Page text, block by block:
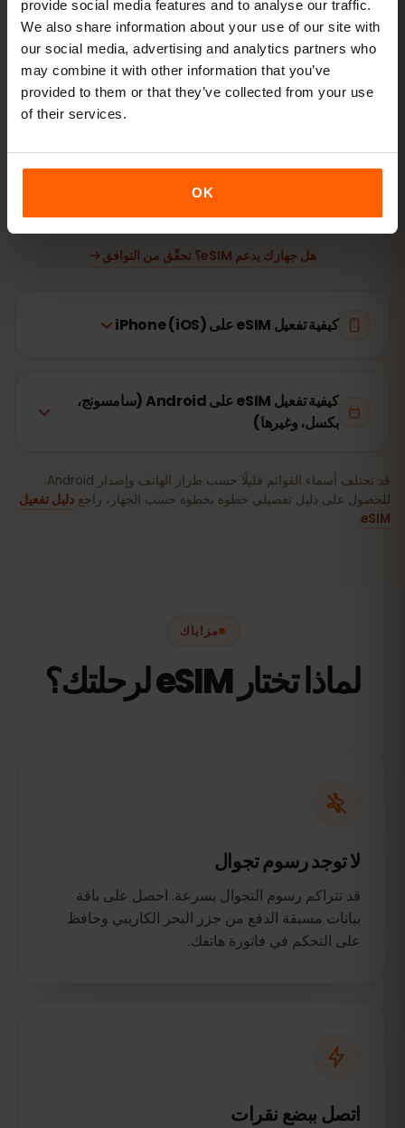
provide social media features and to analyse our traffic.
We also share information about your use of our site with
our social media, advertising and analytics partners who
may combine it with other information that you’ve
provided to them or that they’ve collected from your use
of their services.
OK
ثبّت eSIM امسح رمز QR في المنزل عبر الواي‑فاي
اتصل بالإنترنتفعّل تجوال البيانات في جزر البحر
لا يستغرق الإعداد سوى دقيقتين: iPhone
الإعدادات → بيانات
الشبكة والإنترنت → شرائح SIM
تبدأ صلاحية باقتك من أول استخدام وليس عند الشراء.
هل جهازك يدعم eSIM؟ تحقّق من التوافق
كيفية تفعيل eSIM على iPhone (iOS)
كيفية تفعيل eSIM على Android (سامسونج،
بكسل، وغيرها)
قد تختلف أسماء القوائم قليلًا حسب طراز الهاتف وإصدار Android.
للحصول على دليل تفصيلي خطوة بخطوة حسب الجهاز، راجع دليل تفعيل
eSIM
.
مزاياك
لماذا تختار eSIM لرحلتك؟
لا توجد رسوم تجوال
قد تتراكم رسوم التجوال بسرعة. احصل على باقة
بيانات مسبقة الدفع من جزر البحر الكاريبي وحافظ
على التحكم في فاتورة هاتفك.
اتصل ببضع نقرات